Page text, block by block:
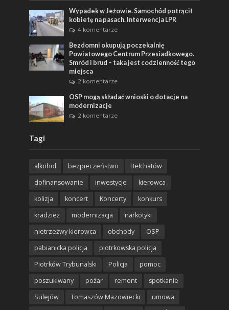
Wypadek w Jeżowie. Samochód potrącił
kobietę na pasach. Interwencja LPR
4 komentarze
Bezdomni okupują poczekalnię
Powiatowego Centrum Przesiadkowego.
Smród i brud – taka jest codzienność tego
miejsca
2 komentarze
OSP mogą składać wnioski o dotacje na
modernizacje
2 komentarze
Tagi
alkohol bezpieczeństwo
Bełchatów
dofinansowanie
inwestycje
kierowca
kolizja
koncert Koncerty
konkurs
kradzież
modernizacja
narkotyki
nietrzeźwy kierowca
obchody
OSP
pabianicka policja
piotrkowska policja
Piotrków Trybunalski
Policja
pomoc
poszukiwany
pożar remont
spotkanie
Sulejów
Tomaszów Mazowiecki
umowa